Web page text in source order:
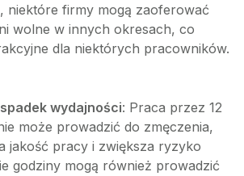
niektóre firmy mogą zaoferować
wolne w innych okresach, co
dla niektórych pracowników.
wydajności: Praca przez 12
może prowadzić do zmęczenia,
jakość pracy i zwiększa ryzyko
godziny mogą również prowadzić